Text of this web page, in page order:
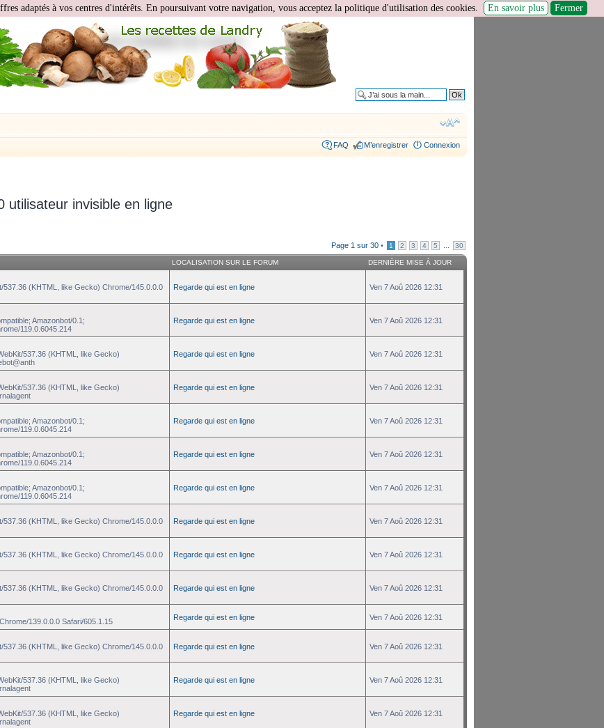
FAQ M’enregistrer Connexion
utilisateur invisible en ligne
Page 1 sur 30 • 1 2 3 4 5 30
LOCALISATION SUR LE FORUM DERNIÈRE MISE À JOUR
537.36 (KHTML, like Gecko) Chrome/145.0.0.0
Regarde qui est en ligne Ven 7 Aoû 2026 12:31
Amazonbot/0.1;
119.0.6045.214
Regarde qui est en ligne Ven 7 Aoû 2026 12:31
537.36 (KHTML, like Gecko)
Regarde qui est en ligne Ven 7 Aoû 2026 12:31
537.36 (KHTML, like Gecko)
Regarde qui est en ligne Ven 7 Aoû 2026 12:31
Amazonbot/0.1;
119.0.6045.214
Regarde qui est en ligne Ven 7 Aoû 2026 12:31
Amazonbot/0.1;
119.0.6045.214
Regarde qui est en ligne Ven 7 Aoû 2026 12:31
Amazonbot/0.1;
119.0.6045.214
Regarde qui est en ligne Ven 7 Aoû 2026 12:31
537.36 (KHTML, like Gecko) Chrome/145.0.0.0
Regarde qui est en ligne Ven 7 Aoû 2026 12:31
537.36 (KHTML, like Gecko) Chrome/145.0.0.0
Regarde qui est en ligne Ven 7 Aoû 2026 12:31
537.36 (KHTML, like Gecko) Chrome/145.0.0.0
Regarde qui est en ligne Ven 7 Aoû 2026 12:31
139.0.0.0 Safari/605.1.15
Regarde qui est en ligne Ven 7 Aoû 2026 12:31
537.36 (KHTML, like Gecko) Chrome/145.0.0.0
Regarde qui est en ligne Ven 7 Aoû 2026 12:31
537.36 (KHTML, like Gecko)
Regarde qui est en ligne Ven 7 Aoû 2026 12:31
537.36 (KHTML, like Gecko)
Regarde qui est en ligne Ven 7 Aoû 2026 12:31
adaptés à vos centres d'intérêts. En poursuivant votre navigation, vous acceptez la politique d'utilisation des cookies. En savoir plus Fermer